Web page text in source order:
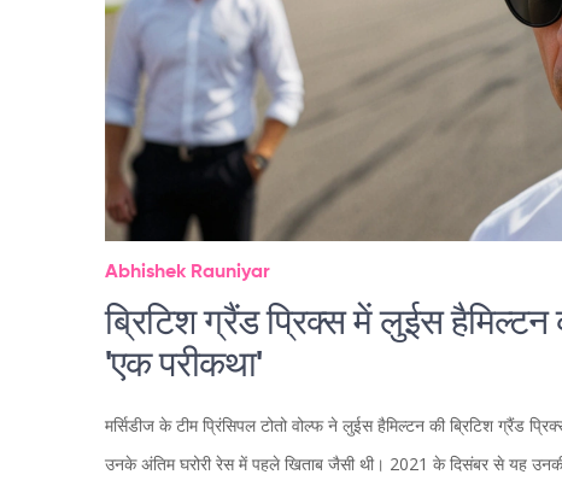
Abhishek Rauniyar
ब्रिटिश ग्रैंड प्रिक्स में लुईस
'एक परीकथा'
मर्सिडीज के टीम प्रिंसिपल टोतो वोल्फ ने लुईस हैमिल्टन की ब्रिटिश ग्रैंड
उनके अंतिम घरोरी रेस में पहले खिताब जैसी थी। 2021 के दिसंबर से यह